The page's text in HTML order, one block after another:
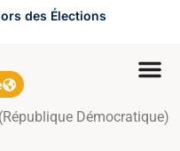
des Élections